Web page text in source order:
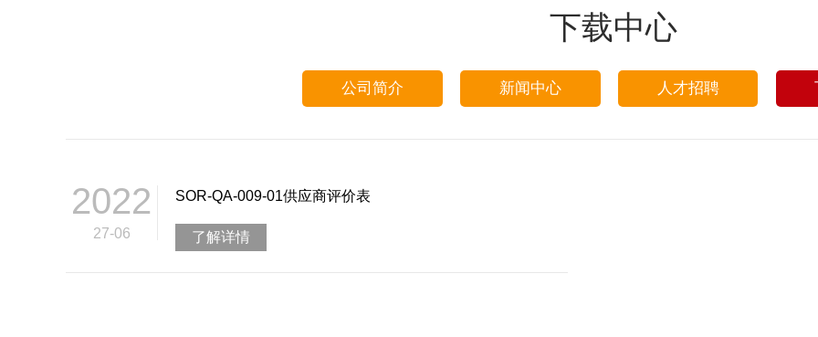
下载中心
公司简介 新闻中心 人才招聘
2022
27-06
SOR-QA-009-01供应商评价表
了解详情